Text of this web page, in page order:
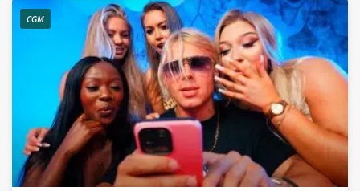
CGM